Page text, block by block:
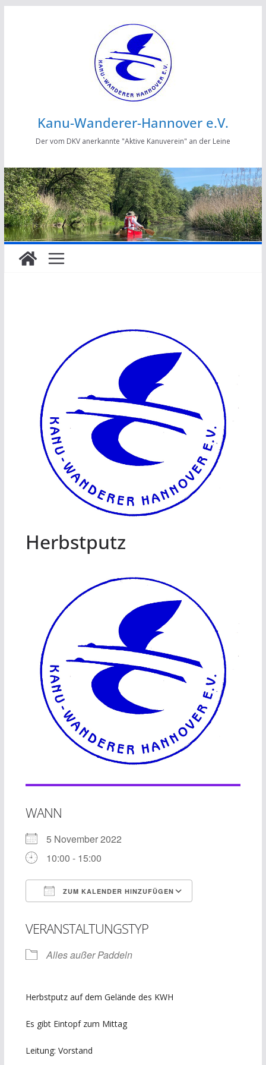
Kanu-Wanderer-Hannover e.V.
Der vom DKV anerkannte "Aktive Kanuverein" an der Leine
Herbstputz
WANN
5 November 2022
10:00 - 15:00
ZUM KALENDER HINZUFÜGEN
VERANSTALTUNGSTYP
Alles außer Paddeln
Herbstputz auf dem Gelände des KWH
Es gibt Eintopf zum Mittag
Leitung: Vorstand